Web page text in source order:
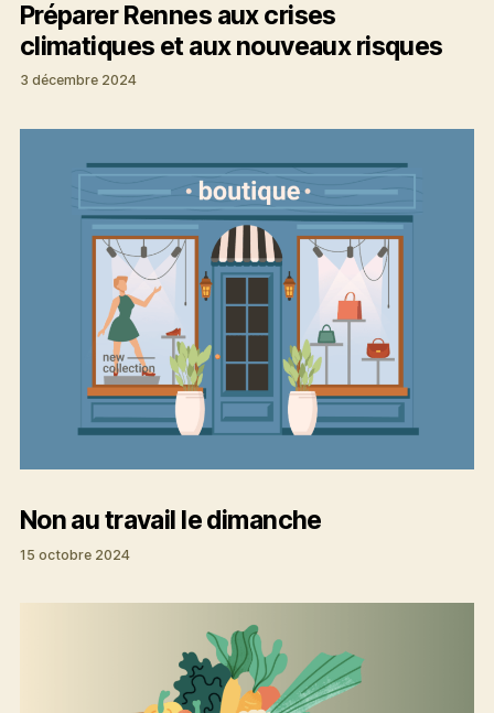
Préparer Rennes aux crises
climatiques et aux nouveaux risques
3 décembre 2024
Non au travail le dimanche
15 octobre 2024